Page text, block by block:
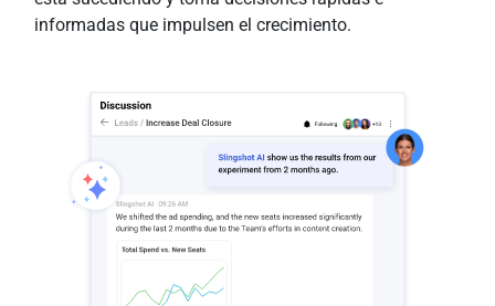
informadas que impulsen el crecimiento.